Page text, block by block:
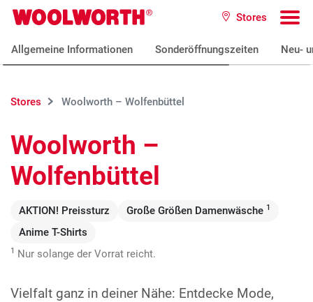
Zum Hauptinhalt
Woolworth GmbH Stores
Allgemeine Informationen Sonderöffnungszeiten Neu-
Stores Woolworth – Wolfenbüttel
Woolworth –
Wolfenbüttel
AKTION! Preissturz Große Größen Damenwäsche 1
Anime T-Shirts
1 Nur solange der Vorrat reicht.
Vielfalt ganz in deiner Nähe: Entdecke Mode,